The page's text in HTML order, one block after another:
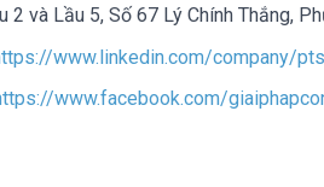
2 và Lầu 5, Số 67 Lý Chính Thắng,
www.linkedin.com/company/
www.facebook.com/